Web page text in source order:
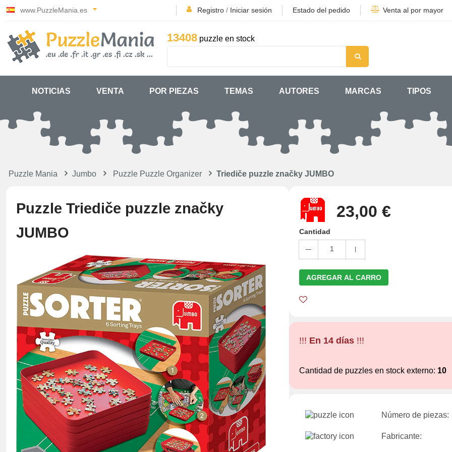
www.PuzzleMania.es Registro / Iniciar sesión Estado del pedido Venta al por mayor
13408 puzzle en stock
NOTICIAS VENTA POR PIEZAS TEMAS AUTORES MARCAS TIPOS
Puzzle Mania Jumbo Puzzle Puzzle Organizer Triediče puzzle značky JUMBO
Puzzle Triediče puzzle značky
JUMBO
23,00 €
Cantidad
1
AGREGAR AL CARRO
!!! En 14 días !!!
Cantidad de puzzles en stock externo: 10
Número de piezas:
Fabricante: